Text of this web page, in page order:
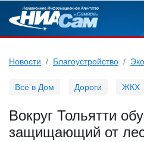
Новости Благоустройство
Всё в Дом Дороги ЖКХ
Вокруг Тольятти
защищающий от